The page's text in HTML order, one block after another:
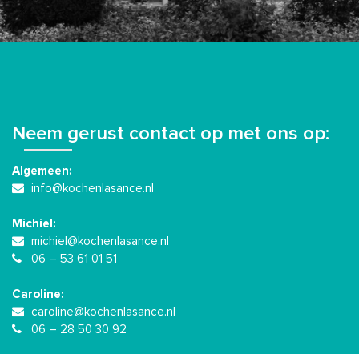
Neem gerust contact op met ons op:
Algemeen:
info@kochenlasance.nl
Michiel:
michiel@kochenlasance.nl
06 – 53 61 01 51
Caroline:
caroline@kochenlasance.nl
06 – 28 50 30 92